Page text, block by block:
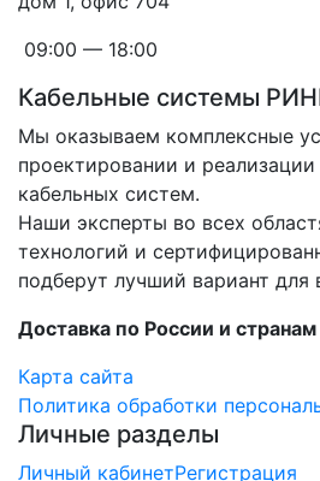
09:00 — 18:00
Кабельные системы
Мы оказываем комплексные
проектировании и
кабельных систем.
Наши эксперты во всех
технологий и
подберут лучший вариант для
Доставка по России и
Карта сайта
Политика обработки
Личные разделы
Личный кабинетРегистрация